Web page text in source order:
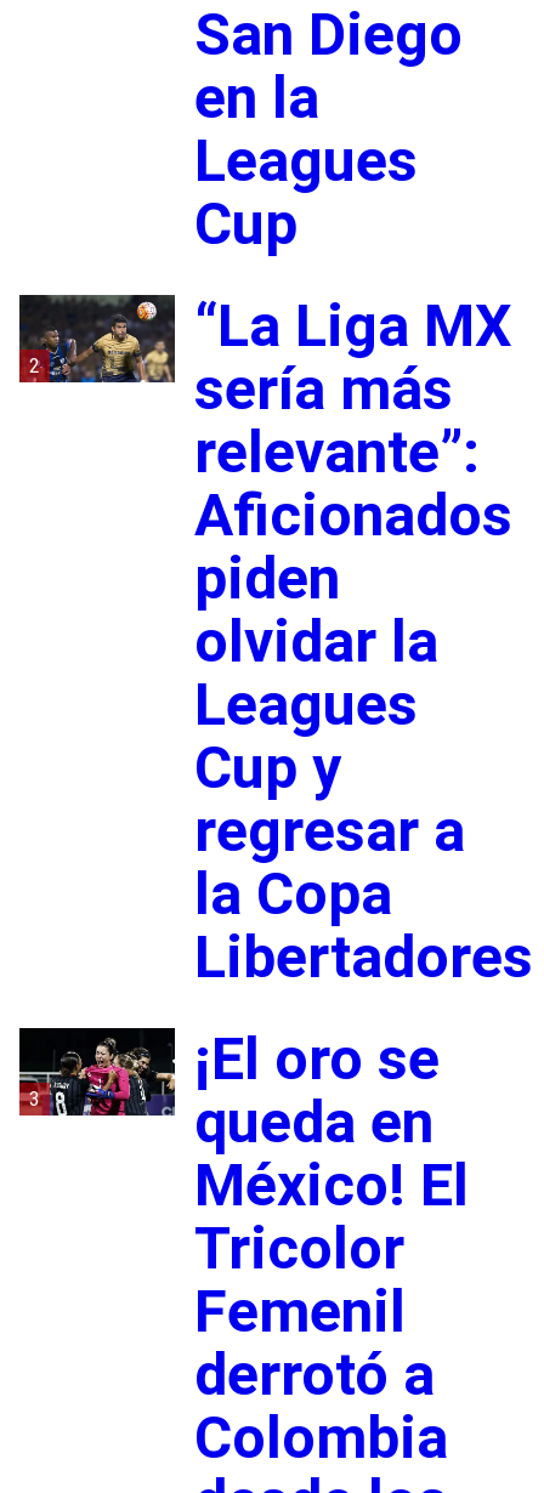
San Diego
en la
Leagues
Cup
2
“La Liga MX
sería más
relevante”:
Aficionados
piden
olvidar la
Leagues
Cup y
regresar a
la Copa
Libertadores
3
¡El oro se
queda en
México! El
Tricolor
Femenil
derrotó a
Colombia